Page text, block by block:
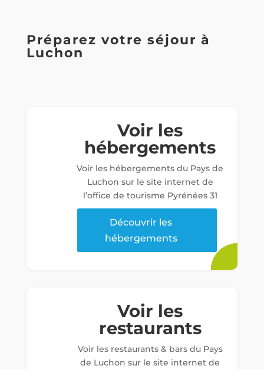
Préparez votre séjour à
Luchon
Voir les
hébergements
Voir les hébergements du Pays de
Luchon sur le site internet de
l’office de tourisme Pyrénées 31
Découvrir les
hébergements
Voir les
restaurants
Voir les restaurants & bars du Pays
de Luchon sur le site internet de